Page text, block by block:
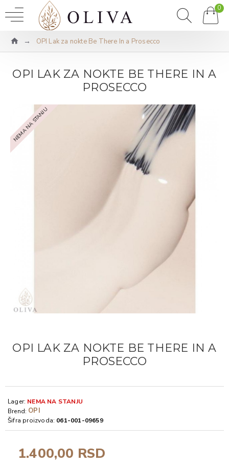
0
OPI Lak za nokte Be There In a Prosecco
OPI LAK ZA NOKTE BE THERE IN A
PROSECCO
NEMA NA STANJU
OPI LAK ZA NOKTE BE THERE IN A
PROSECCO
1.400,00 RSD
Lager: NEMA NA STANJU
Brend: OPI
Šifra proizvoda: 061-001-09659